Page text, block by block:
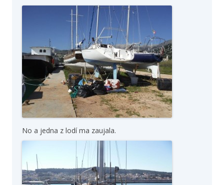
No a jedna z lodí ma zaujala.